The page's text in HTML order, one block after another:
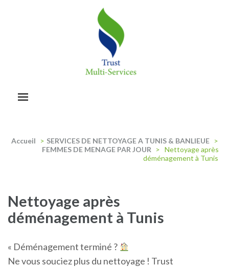
Accueil > SERVICES DE NETTOYAGE A TUNIS & BANLIEUE >
FEMMES DE MENAGE PAR JOUR
> Nettoyage après
déménagement à Tunis
Nettoyage après
déménagement à Tunis
« Déménagement terminé ?
Ne vous souciez plus du nettoyage ! Trust